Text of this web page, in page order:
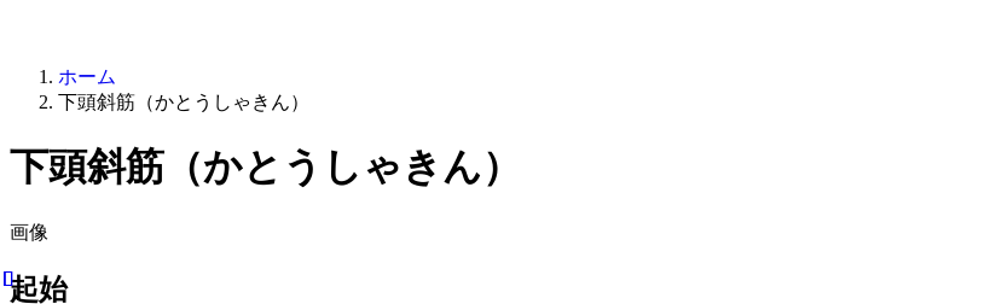
ホーム
下頭斜筋（かとうしゃきん）
下頭斜筋（かとうしゃきん）
画像
起始